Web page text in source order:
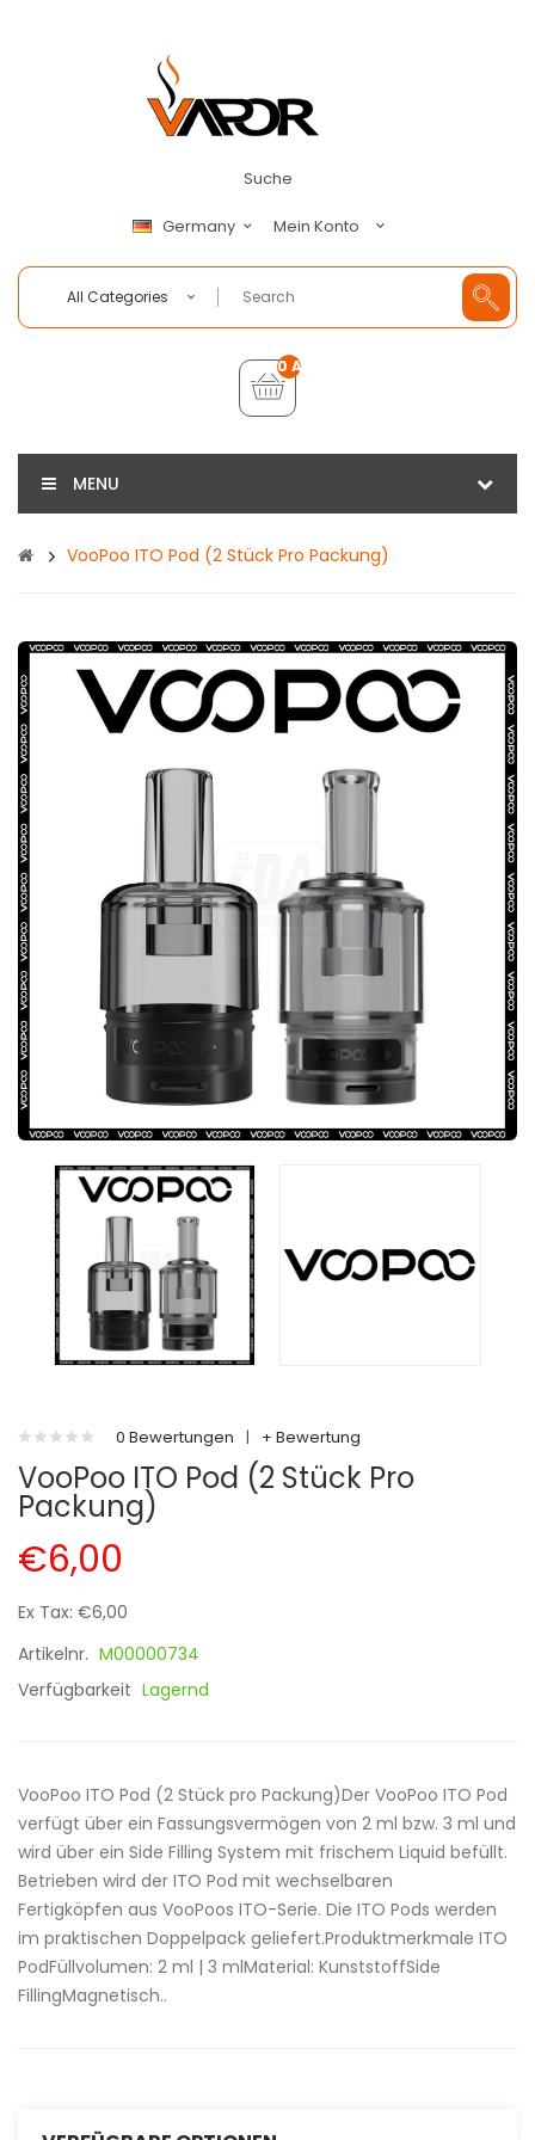
Suche
Germany Mein Konto
All Categories
0 Artikel - €0,00
MENU
VooPoo ITO Pod (2 Stück Pro Packung)
0 Bewertungen | + Bewertung
VooPoo ITO Pod (2 Stück Pro
Packung)
€6,00
Ex Tax: €6,00
Artikelnr. M00000734
Verfügbarkeit Lagernd
VooPoo ITO Pod (2 Stück pro Packung)Der VooPoo ITO Pod
verfügt über ein Fassungsvermögen von 2 ml bzw. 3 ml und
wird über ein Side Filling System mit frischem Liquid befüllt.
Betrieben wird der ITO Pod mit wechselbaren
Fertigköpfen aus VooPoos ITO-Serie. Die ITO Pods werden
im praktischen Doppelpack geliefert.Produktmerkmale ITO
PodFüllvolumen: 2 ml | 3 mlMaterial: KunststoffSide
FillingMagnetisch..